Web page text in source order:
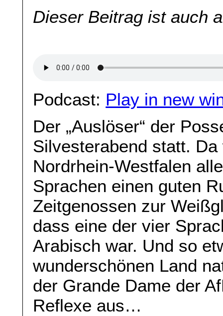
Dieser Beitrag ist auch
Podcast: Play in new
Der „Auslöser“ der
Silvesterabend statt.
Nordrhein-Westfalen
Sprachen einen guten
Zeitgenossen zur
dass eine der vier
Arabisch war. Und so
wunderschönen Land
der Grande Dame der
Reflexe aus…